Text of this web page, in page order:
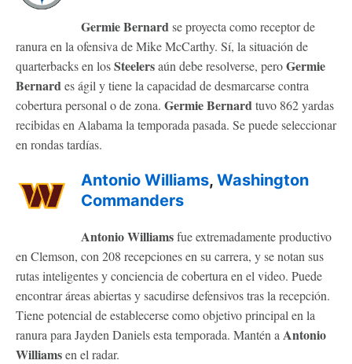
Germie Bernardse proyecta como receptor de
ranura en la ofensiva de Mike McCarthy. Sí, la situación de
quarterbacks en losSteelersaún debe resolverse, peroGermie
Bernardes ágil y tiene la capacidad de desmarcarse contra
cobertura personal o de zona. Germie Bernardtuvo 862 yardas
recibidas en Alabama la temporada pasada. Se puede seleccionar
en rondas tardías.
Antonio Williams, Washington
Commanders
Antonio Williamsfue extremadamente productivo
en Clemson, con 208 recepciones en su carrera, y se notan sus
rutas inteligentes y conciencia de cobertura en el video. Puede
encontrar áreas abiertas y sacudirse defensivos tras la recepción.
Tiene potencial de establecerse como objetivo principal en la
ranura para Jayden Daniels esta temporada. Mantén a Antonio
Williamsen el radar.